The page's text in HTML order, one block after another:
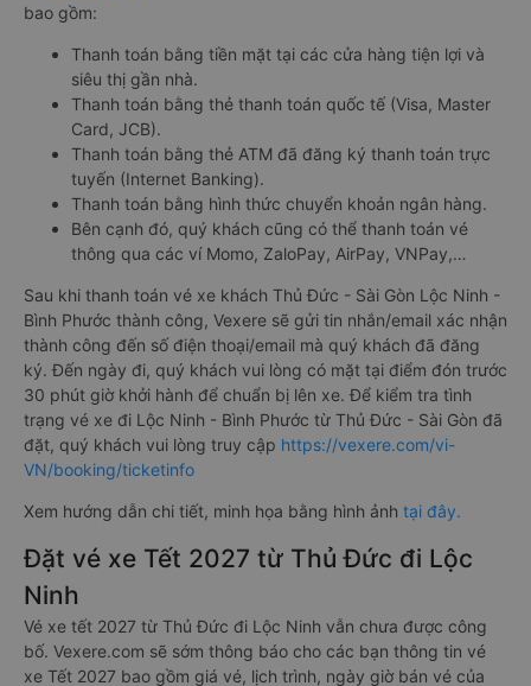
bao gồm:
Thanh toán bằng tiền mặt tại các cửa hàng tiện lợi và
siêu thị gần nhà.
Thanh toán bằng thẻ thanh toán quốc tế (Visa, Master
Card, JCB).
Thanh toán bằng thẻ ATM đã đăng ký thanh toán trực
tuyến (Internet Banking).
Thanh toán bằng hình thức chuyển khoản ngân hàng.
Bên cạnh đó, quý khách cũng có thể thanh toán vé
thông qua các ví Momo, ZaloPay, AirPay, VNPay,…
Sau khi thanh toán vé xe khách Thủ Đức - Sài Gòn Lộc Ninh -
Bình Phước thành công, Vexere sẽ gửi tin nhắn/email xác nhận
thành công đến số điện thoại/email mà quý khách đã đăng
ký. Đến ngày đi, quý khách vui lòng có mặt tại điểm đón trước
30 phút giờ khởi hành để chuẩn bị lên xe. Để kiểm tra tình
trạng vé xe đi Lộc Ninh - Bình Phước từ Thủ Đức - Sài Gòn đã
đặt, quý khách vui lòng truy cập https://vexere.com/vi-
VN/booking/ticketinfo
Xem hướng dẫn chi tiết, minh họa bằng hình ảnh tại đây.
Đặt vé xe Tết 2027 từ Thủ Đức đi Lộc
Ninh
Vé xe tết 2027 từ Thủ Đức đi Lộc Ninh vẫn chưa được công
bố. Vexere.com sẽ sớm thông báo cho các bạn thông tin vé
xe Tết 2027 bao gồm giá vé, lịch trình, ngày giờ bán vé của